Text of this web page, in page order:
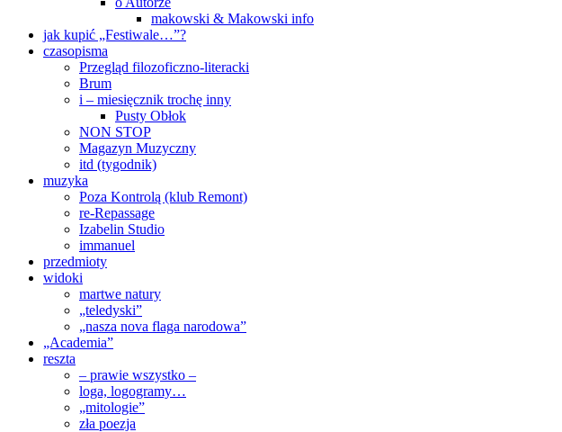
makowski & Makowski info
jak kupić „Festiwale…”?
czasopisma
Przegląd filozoficzno-literacki
Brum
i – miesięcznik trochę inny
Pusty Obłok
NON STOP
Magazyn Muzyczny
itd (tygodnik)
muzyka
Poza Kontrolą (klub Remont)
re-Repassage
Izabelin Studio
immanuel
przedmioty
widoki
martwe natury
„teledyski”
„nasza nova flaga narodowa”
„Academia”
reszta
– prawie wszystko –
loga, logogramy…
„mitologie”
zła poezja